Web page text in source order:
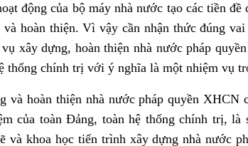
động của bộ máy nhà nước tạo các tiền
hoàn thiện. Vì vậy cần nhận thức đúng
xây dựng, hoàn thiện nhà nước pháp
thống chính trị với ý nghĩa là một nhiệm vụ
thiện nhà nước pháp quyền XHCN
của toàn Đảng, toàn hệ thống chính trị, là
và khoa học tiến trình xây dựng nhà nước